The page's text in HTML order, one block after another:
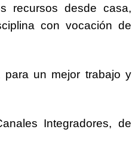
recursos desde casa,
con vocación de
un mejor trabajo y
Integradores, de